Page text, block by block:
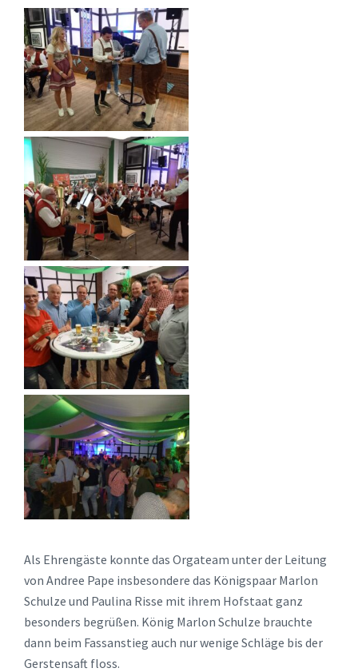
Als Ehrengäste konnte das Orgateam unter der Leitung
von Andree Pape insbesondere das Königspaar Marlon
Schulze und Paulina Risse mit ihrem Hofstaat ganz
besonders begrüßen. König Marlon Schulze brauchte
dann beim Fassanstieg auch nur wenige Schläge bis der
Gerstensaft floss.